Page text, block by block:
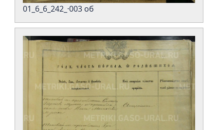
01_6_6_242_·003 об